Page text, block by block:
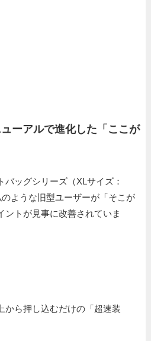
ーアルで進化した「ここが
ッグシリーズ（XLサイズ：
ような旧型ユーザーが「そこが
ントが見事に改善されていま
から押し込むだけの「超速装